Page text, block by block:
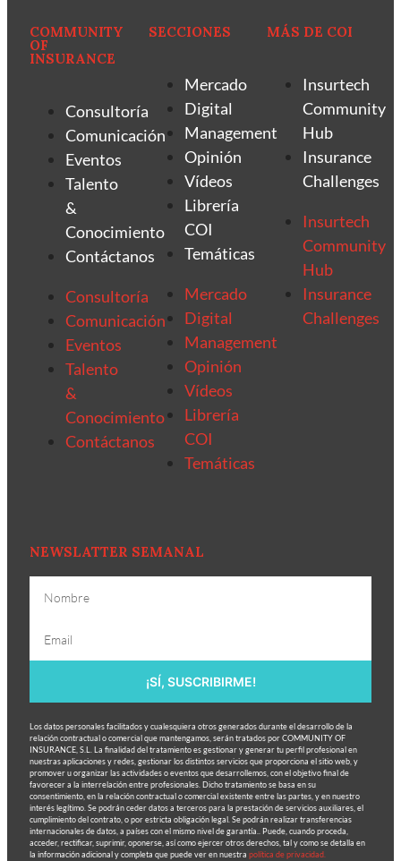
COMMUNITY
OF
INSURANCE
Consultoría
Comunicación
Eventos
Talento
&
Conocimiento
Contáctanos
Consultoría
Comunicación
Eventos
Talento
&
Conocimiento
Contáctanos
SECCIONES
Mercado
Digital
Management
Opinión
Vídeos
Librería
COI
Temáticas
Mercado
Digital
Management
Opinión
Vídeos
Librería
COI
Temáticas
MÁS DE COI
Insurtech
Community
Hub
Insurance
Challenges
Insurtech
Community
Hub
Insurance
Challenges
NEWSLATTER SEMANAL
¡SÍ, SUSCRIBIRME!
Los datos personales facilitados y cualesquiera otros generados durante el desarrollo de la
relación contractual o comercial que mantengamos, serán tratados por COMMUNITY OF
INSURANCE, S.L. La finalidad del tratamiento es gestionar y generar tu perfil profesional en
nuestras aplicaciones y redes, gestionar los distintos servicios que proporciona el sitio web, y
promover u organizar las actividades o eventos que desarrollemos, con el objetivo final de
favorecer a la interrelación entre profesionales. Dicho tratamiento se basa en su
consentimiento, en la relación contractual o comercial existente entre las partes, y en nuestro
interés legítimo. Se podrán ceder datos a terceros para la prestación de servicios auxiliares, el
cumplimiento del contrato, o por estricta obligación legal. Se podrán realizar transferencias
internacionales de datos, a países con el mismo nivel de garantía.. Puede, cuando proceda,
acceder, rectificar, suprimir, oponerse, así como ejercer otros derechos, tal y como se detalla en
la información adicional y completa que puede ver en nuestra política de privacidad.